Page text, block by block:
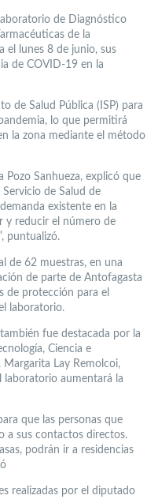
de Diagnóstico
de la
el lunes 8 de junio, sus
de COVID-19 en la
de Salud Pública (ISP) para
lo que permitirá
la zona mediante el método
Pozo Sanhueza, explicó que
de Salud de
existente en la
y reducir el número de
puntualizó.
de 62 muestras, en una
de parte de Antofagasta
de protección para el
laboratorio.
fue destacada por la
Ciencia e
Lay Remolcoi,
laboratorio aumentará la
que las personas que
a sus contactos directos.
podrán ir a residencias
realizadas por el diputado